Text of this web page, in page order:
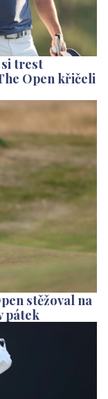
trest
Open křičeli
stěžoval na
pátek